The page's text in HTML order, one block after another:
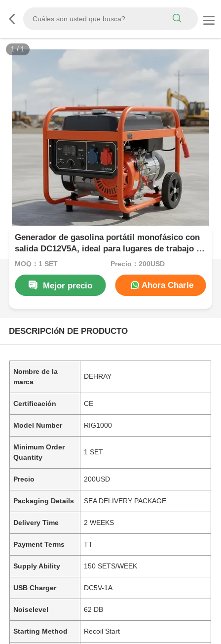
1/1
Generador de gasolina portátil monofásico con
salida DC12V5A, ideal para lugares de trabajo al
aire libre y respaldo de energía de emergencia
MOQ：1 SET Precio：200USD
Mejor precio Ahora Charle
DESCRIPCIóN DE PRODUCTO
Nombre de la
marca
DEHRAY
Certificación CE
Model Number RIG1000
Minimum Order
Quantity
1 SET
Precio 200USD
Packaging Details SEA DELIVERY PACKAGE
Delivery Time 2 WEEKS
Payment Terms TT
Supply Ability 150 SETS/WEEK
USB Charger DC5V-1A
Noiselevel 62 DB
Starting Method Recoil Start